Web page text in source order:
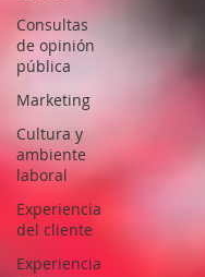
Consultas
de opinión
pública
Marketing
Cultura y
ambiente
laboral
Experiencia
del cliente
Experiencia